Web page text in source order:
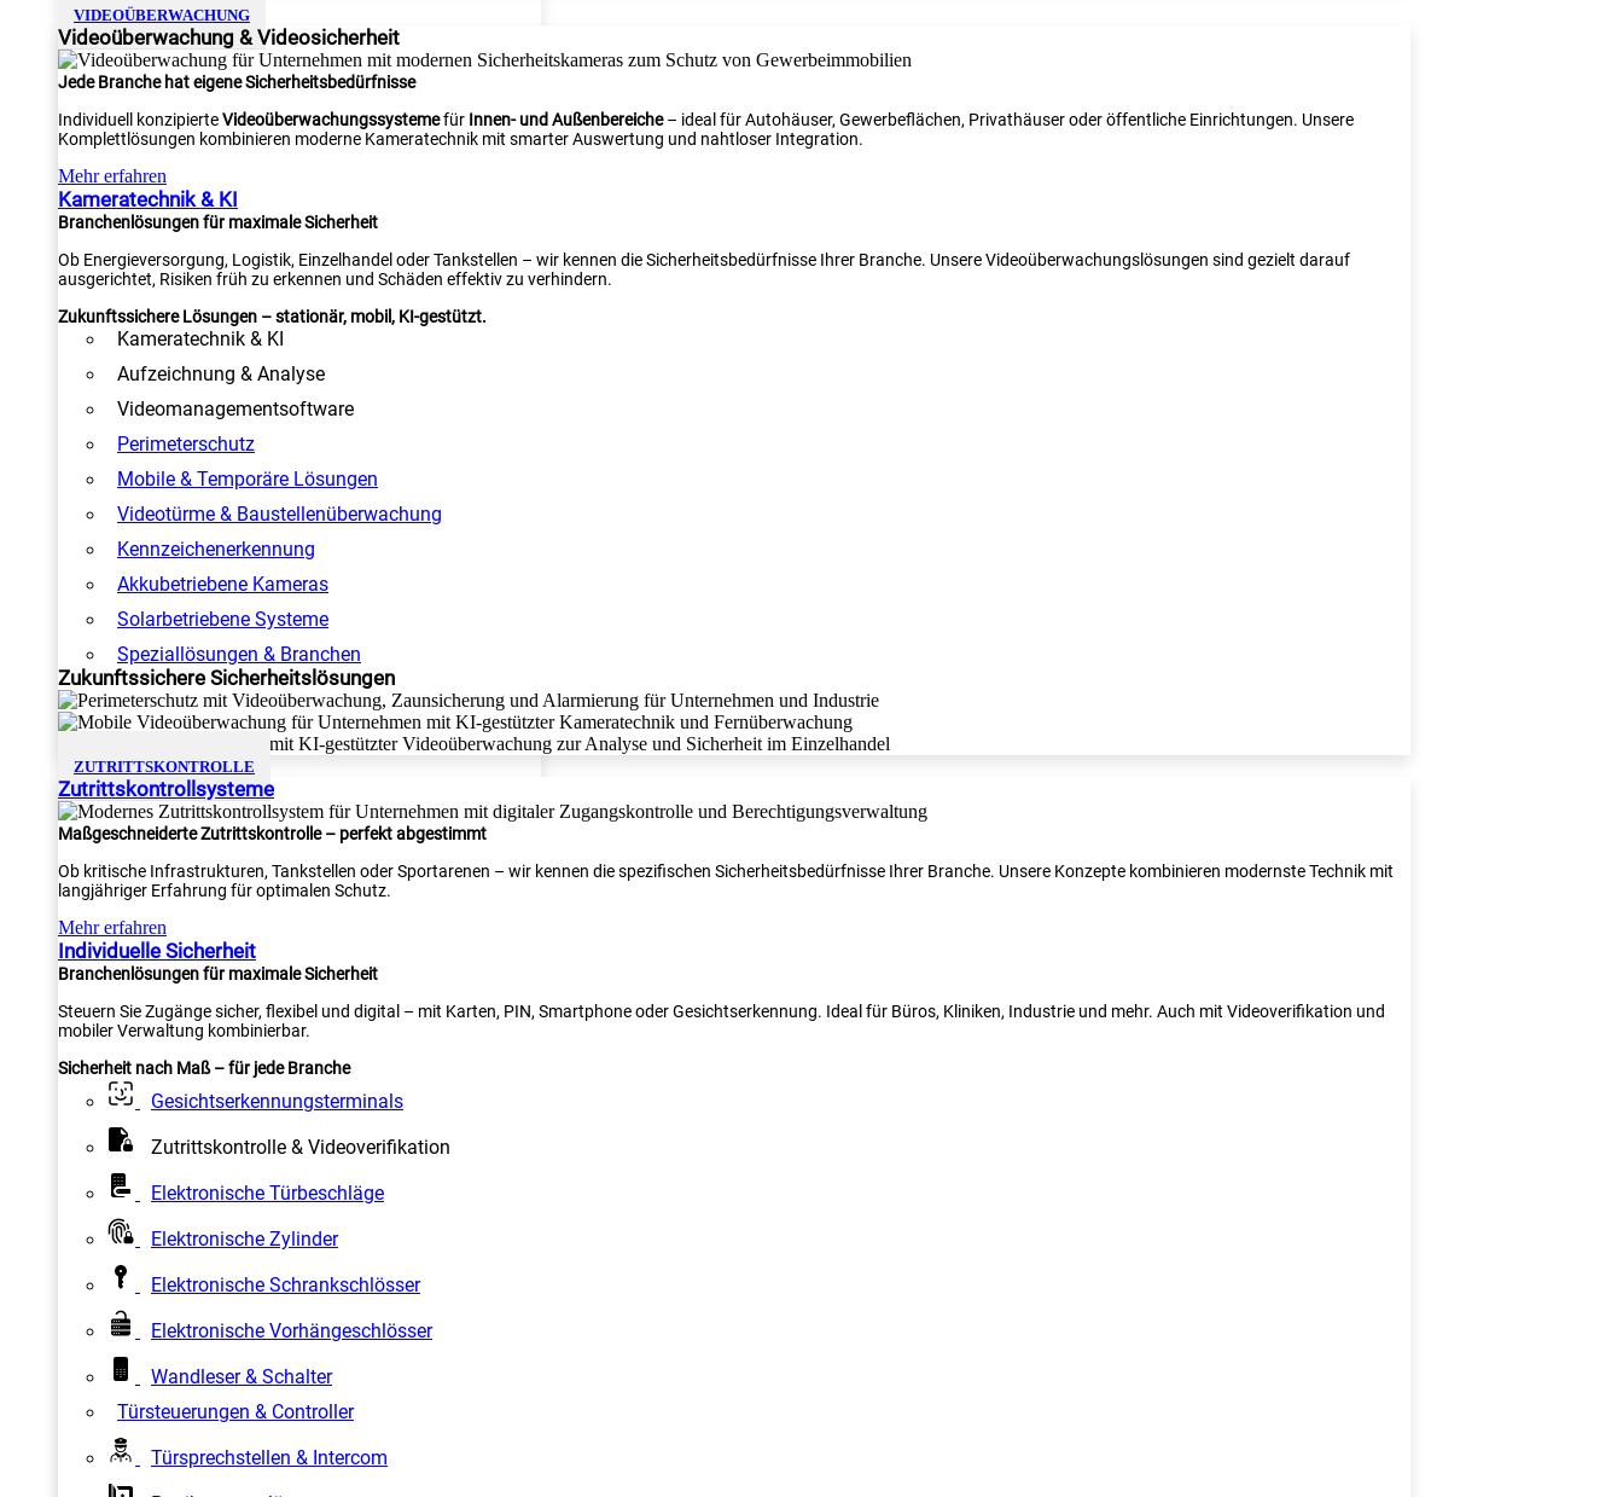
VIDEOÜBERWACHUNG
Videoüberwachung & Videosicherheit
Jede Branche hat eigene Sicherheitsbedürfnisse
Individuell konzipierteVideoüberwachungssystemefür Innen- und Außenbereiche– ideal für Autohäuser, Gewerbeflächen, Privathäuser oder öffentliche Einrichtungen. Unsere
Komplettlösungen kombinieren moderne Kameratechnik mit smarter Auswertung und nahtloser Integration.
Mehr erfahren
Kameratechnik & KI
Branchenlösungen für maximale Sicherheit
Ob Energieversorgung, Logistik, Einzelhandel oder Tankstellen – wir kennen die Sicherheitsbedürfnisse Ihrer Branche. Unsere Videoüberwachungslösungen sind gezielt darauf
ausgerichtet, Risiken früh zu erkennen und Schäden effektiv zu verhindern.
Zukunftssichere Lösungen – stationär, mobil, KI-gestützt.
Kameratechnik & KI
Aufzeichnung & Analyse
Videomanagementsoftware
Perimeterschutz
Mobile & Temporäre Lösungen
Videotürme & Baustellenüberwachung
Kennzeichenerkennung
Akkubetriebene Kameras
Solarbetriebene Systeme
Speziallösungen & Branchen
Zukunftssichere Sicherheitslösungen
ZUTRITTSKONTROLLE
Zutrittskontrollsysteme
Maßgeschneiderte Zutrittskontrolle – perfekt abgestimmt
Ob kritische Infrastrukturen, Tankstellen oder Sportarenen – wir kennen die spezifischen Sicherheitsbedürfnisse Ihrer Branche. Unsere Konzepte kombinieren modernste Technik mit
langjähriger Erfahrung für optimalen Schutz.
Mehr erfahren
Individuelle Sicherheit
Branchenlösungen für maximale Sicherheit
Steuern Sie Zugänge sicher, flexibel und digital – mit Karten, PIN, Smartphone oder Gesichtserkennung. Ideal für Büros, Kliniken, Industrie und mehr. Auch mit Videoverifikation und
mobiler Verwaltung kombinierbar.
Sicherheit nach Maß – für jede Branche
Gesichtserkennungsterminals
Zutrittskontrolle & Videoverifikation
Elektronische Türbeschläge
Elektronische Zylinder
Elektronische Schrankschlösser
Elektronische Vorhängeschlösser
Wandleser & Schalter
Türsteuerungen & Controller
Türsprechstellen & Intercom